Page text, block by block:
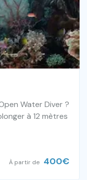
Water Diver ?
à 12 mètres
À partir de 400€